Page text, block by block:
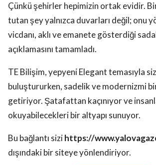
Çünkü şehirler hepimizin ortak evidir.
tutan şey yalnızca duvarları değil; onu
vicdanı, aklı ve emanete gösterdiği
açıklamasını tamamladı.
TE Bilişim, yepyeni Elegant temasıyla
buluştururken, sadelik ve modernizmi
getiriyor. Şatafattan kaçınıyor ve
okuyabilecekleri bir altyapı sunuyor.
Bu bağlantı sizihttps://
dışındaki bir siteye yönlendiriyor.